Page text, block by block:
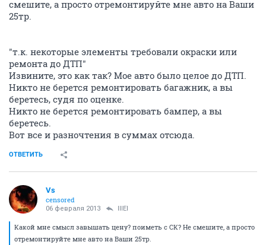
смешите, а просто отремонтируйте мне авто на Ваши
25тр.
"т.к. некоторые элементы требовали окраски или
ремонта до ДТП"
Извините, это как так? Мое авто было целое до ДТП.
Никто не берется ремонтировать багажник, а вы
беретесь, судя по оценке.
Никто не берется ремонтировать бампер, а вы
беретесь.
Вот все и разночтения в суммах отсюда.
ОТВЕТИТЬ
Vs
censored
06 февраля 2013 lllEl
Какой мне смысл завышать цену? поиметь с СК? Не смешите, а просто
отремонтируйте мне авто на Ваши 25тр.